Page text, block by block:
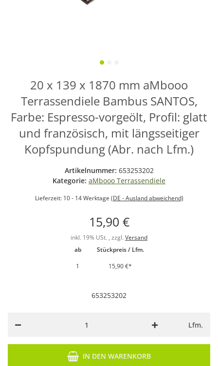
20 x 139 x 1870 mm aMbooo
Terrassendiele Bambus SANTOS,
Farbe: Espresso-vorgeölt, Profil: glatt
und französisch, mit längsseitiger
Kopfspundung (Abr. nach Lfm.)
Artikelnummer: 653253202
Kategorie: aMbooo Terrassendiele
Lieferzeit: 10 - 14 Werktage (DE - Ausland abweichend)
15,90 €
inkl. 19% USt. , zzgl. Versand
ab
Stückpreis / Lfm.
1
15,90 €*
653253202
Lfm.
IN DEN WARENKORB